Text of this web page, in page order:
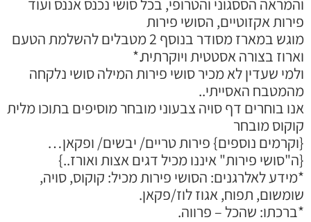
הססגוני והטרופי, בכל סושי נכנס אננס ועוד
אקזוטיים, הסושי פירות
מוגש במארז מסודר בנוסף 2 מטבלים להשלמת הטעם
בצורה אסטטית ויוקרתית.*
שעדין לא מכיר סושי פירות המילה סושי נלקחה
האסייתי..
בוחרים דף סויה צבעוני מובחר מוסיפים בתוכו מלית
מובחר
נוספים} פירות טריים/ יבשים/ ופקאן…
פירות" איננו מכיל דגים אצות ואורז..}
לאלרגנים: הסושי פירות מכיל: קוקוס, סויה,
תפוח, אגוז לוז/פקאן.
שהכל – פרווה.